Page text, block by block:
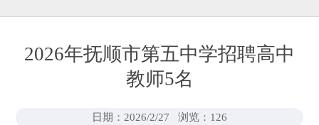
2026年抚顺市第五中学招聘高中
教师5名
日期：2026/2/27 浏览： 126